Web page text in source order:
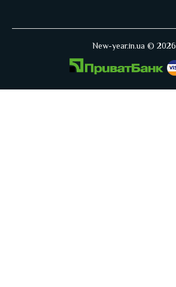
New-year.in.ua © 2026